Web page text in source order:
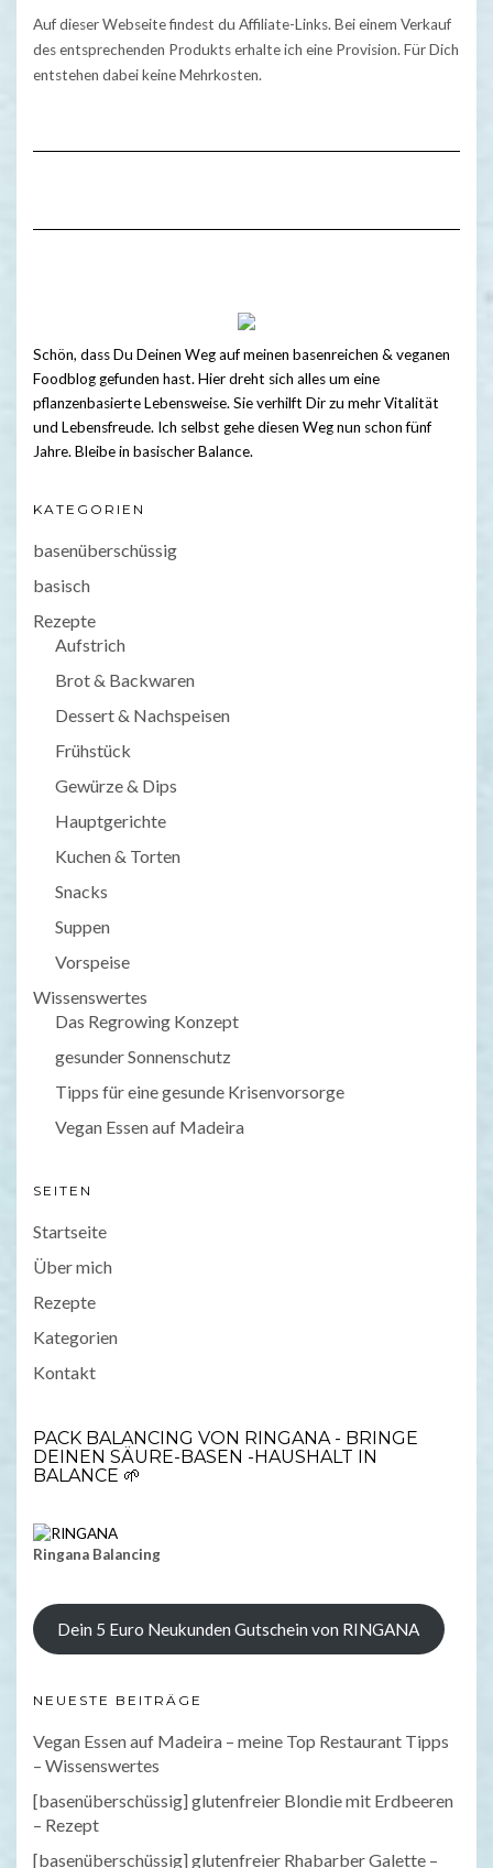
Auf dieser Webseite findest du Affiliate-Links. Bei einem Verkauf
des entsprechenden Produkts erhalte ich eine Provision. Für Dich
entstehen dabei keine Mehrkosten.
Schön, dass Du Deinen Weg auf meinen basenreichen & veganen
Foodblog gefunden hast. Hier dreht sich alles um eine
pflanzenbasierte Lebensweise. Sie verhilft Dir zu mehr Vitalität
und Lebensfreude. Ich selbst gehe diesen Weg nun schon fünf
Jahre. Bleibe in basischer Balance.
KATEGORIEN
basenüberschüssig
basisch
Rezepte
Aufstrich
Brot & Backwaren
Dessert & Nachspeisen
Frühstück
Gewürze & Dips
Hauptgerichte
Kuchen & Torten
Snacks
Suppen
Vorspeise
Wissenswertes
Das Regrowing Konzept
gesunder Sonnenschutz
Tipps für eine gesunde Krisenvorsorge
Vegan Essen auf Madeira
SEITEN
Startseite
Über mich
Rezepte
Kategorien
Kontakt
PACK BALANCING VON RINGANA - BRINGE
DEINEN SÄURE-BASEN -HAUSHALT IN
BALANCE 🌱
Ringana Balancing
Dein 5 Euro Neukunden Gutschein von RINGANA
NEUESTE BEITRÄGE
Vegan Essen auf Madeira – meine Top Restaurant Tipps
– Wissenswertes
[basenüberschüssig] glutenfreier Blondie mit Erdbeeren
– Rezept
[basenüberschüssig] glutenfreier Rhabarber Galette –